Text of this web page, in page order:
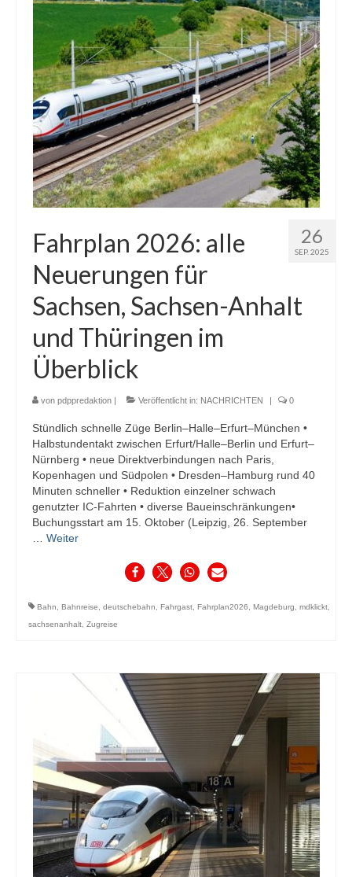
26
SEP. 2025
Fahrplan 2026: alle
Neuerungen für
Sachsen, Sachsen-Anhalt
und Thüringen im
Überblick
von pdppredaktion Veröffentlicht in: NACHRICHTEN 0
Stündlich schnelle Züge Berlin–Halle–Erfurt–München •
Halbstundentakt zwischen Erfurt/Halle–Berlin und Erfurt–
Nürnberg • neue Direktverbindungen nach Paris,
Kopenhagen und Südpolen • Dresden–Hamburg rund 40
Minuten schneller • Reduktion einzelner schwach
genutzter IC-Fahrten • diverse Baueinschränkungen•
Buchungsstart am 15. Oktober (Leipzig, 26. September
… Weiter
Bahn, Bahnreise, deutschebahn, Fahrgast, Fahrplan2026, Magdeburg, mdklickt,
sachsenanhalt, Zugreise